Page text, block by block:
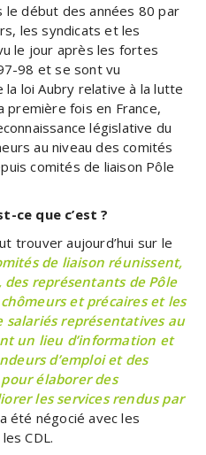
le début des années 80 par
les syndicats et les
le jour après les fortes
98 et se sont vu
la loi Aubry relative à la lutte
première fois en France,
législative du
au niveau des comités
comités de liaison Pôle
ce que c’est ?
trouver aujourd’hui sur le
de liaison réunissent,
représentants de Pôle
et précaires et les
salariés représentatives au
un lieu d’information et
d’emploi et des
élaborer des
les services rendus par
été négocié avec les
CDL.